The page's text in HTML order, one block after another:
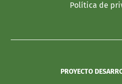
Política de
PROYECTO